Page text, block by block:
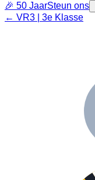
🎉 50 JaarSteun ons
← VR3 3e Klasse